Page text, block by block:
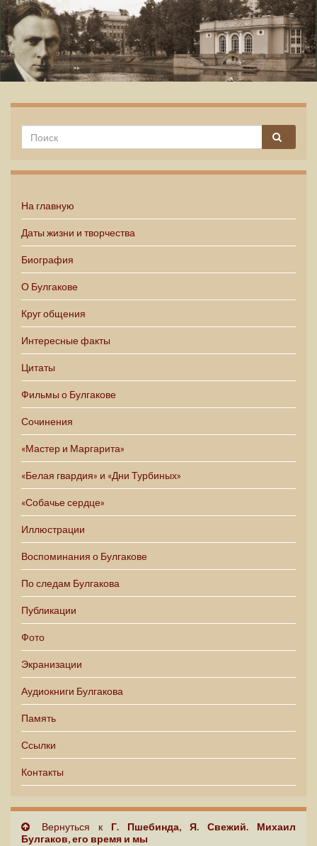
На главную
Даты жизни и творчества
Биография
О Булгакове
Круг общения
Интересные факты
Цитаты
Фильмы о Булгакове
Сочинения
«Мастер и Маргарита»
«Белая гвардия» и «Дни Турбиных»
«Собачье сердце»
Иллюстрации
Воспоминания о Булгакове
По следам Булгакова
Публикации
Фото
Экранизации
Аудиокниги Булгакова
Память
Ссылки
Контакты
Вернуться к Г. Пшебинда, Я. Свежий. Михаил
Булгаков, его время и мы